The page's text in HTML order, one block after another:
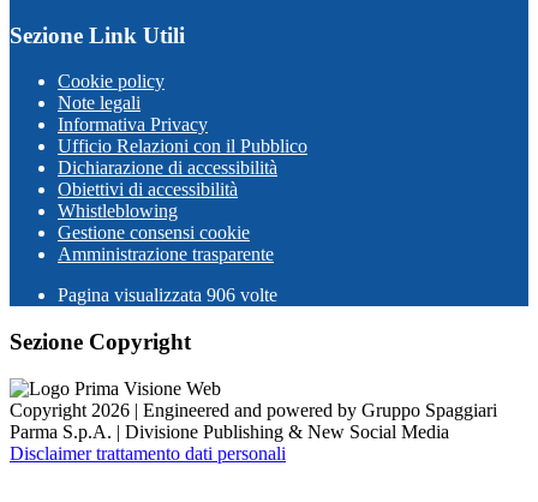
Sezione Link Utili
Cookie policy
Note legali
Informativa Privacy
Ufficio Relazioni con il Pubblico
Dichiarazione di accessibilità
Obiettivi di accessibilità
Whistleblowing
Gestione consensi cookie
Amministrazione trasparente
Pagina visualizzata 906 volte
Sezione Copyright
Copyright 2026 | Engineered and powered by Gruppo Spaggiari
Parma S.p.A. | Divisione Publishing & New Social Media
Disclaimer trattamento dati personali